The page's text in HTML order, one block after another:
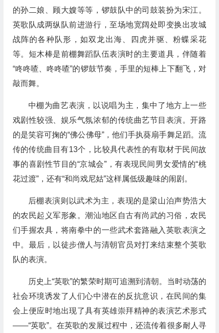
的孙二娘、顾大嫂等等，锣鼓队中的司鼓装扮为宋江。
英歌队成两纵队前进游行，至场地宽阔处即变换出攻城
战阵的各种队形，如双龙出海、四虎并驱、粉蝶采花
等。短木棒是前棚舞蹈队伍表演时的主要道具，伴随着
“咚咚喳、咚咚喳”的锣鼓节奏，手里的短棒上下翻飞，对
敲而舞。
中棚为曲艺表演，以说唱为主，集中了地方上一些
戏剧性较强、娱乐气氛浓郁的传统曲艺节目表演。开路
的是笑容可掬的“佛公佛母”，他们手执葵扇手舞足蹈。流
传的传统曲目有13个，比较具代表性的有取材于民间故
事的喜剧性节目的“京城会”，有表现民间男女爱情的“桃
花过渡”，还有“和尚戏尼姑”这样属低级趣味的闹剧。
后棚表演则以武术为主，表现的是梁山泊声势浩大
的农民起义军形象。潮汕地区自古有尚武的习俗，农民
们手握农具，将南拳中的一些武术套路融入英歌表演之
中。最后，以徒步僧人与清朝官员对打来结束整个英歌
队的表演。
历史上“英歌”的繁荣时期可追溯到清朝。当时动荡的
社会环境诱发了人们心中潜在的反抗意识，在民间的集
会上便应时地出现了具有英雄崇拜精神的表演艺术形式
——“英歌”。在英歌的发展过程中，还流传着很多耐人寻